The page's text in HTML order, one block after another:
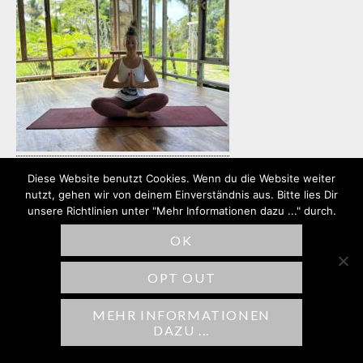
SCHREIBE EINEN
KOMMENTAR
Deine E-Mail-Adresse wird nicht
veröffentlicht. Erforderliche Felder sind
Diese Website benutzt Cookies. Wenn du die Website weiter
nutzt, gehen wir von deinem Einverständnis aus. Bitte lies Dir
unsere Richtlinien unter "Mehr Informationen dazu ..." durch.
OK
OPT OUT
MEHR INFORMATIONEN
DAZU ...